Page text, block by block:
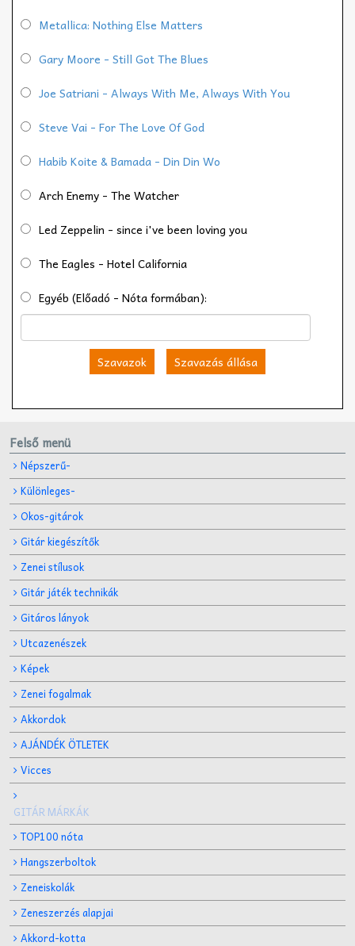
Metallica: Nothing Else Matters
Gary Moore - Still Got The Blues
Joe Satriani - Always With Me, Always With You
Steve Vai - For The Love Of God
Habib Koite & Bamada - Din Din Wo
Arch Enemy - The Watcher
Led Zeppelin - since i've been loving you
The Eagles - Hotel California
Egyéb (Előadó - Nóta formában):
Szavazok Szavazás állása
Felső menü
Népszerű-
Különleges-
Okos-gitárok
Gitár kiegészítők
Zenei stílusok
Gitár játék technikák
Gitáros lányok
Utcazenészek
Képek
Zenei fogalmak
Akkordok
AJÁNDÉK ÖTLETEK
Vicces
GITÁR MÁRKÁK
TOP100 nóta
Hangszerboltok
Zeneiskolák
Zeneszerzés alapjai
Akkord-kotta